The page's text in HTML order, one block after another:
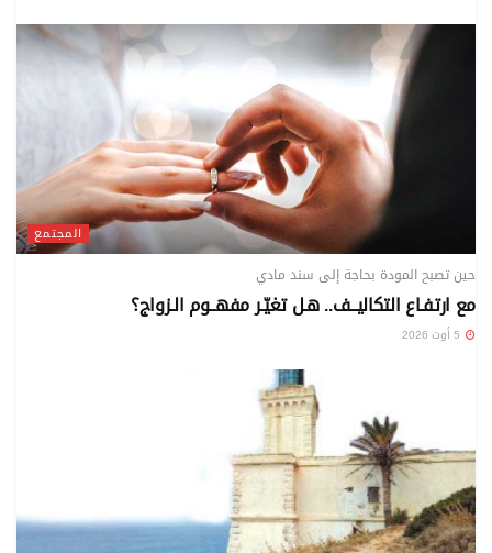
المجتمع
حين تصبح المودة بحاجة إلى سند مادي
مع ارتفـاع التكاليــف.. هـل تغيّـر مفهــوم الـزواج؟